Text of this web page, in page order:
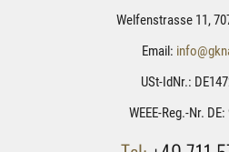
Welfenstrasse 11,
Email:
USt-IdNr.:
WEEE-Reg.-Nr.